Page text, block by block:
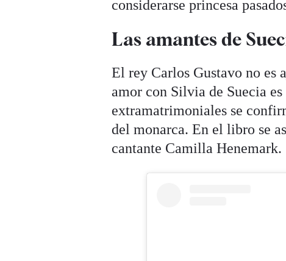
considerarse princesa
Las amantes de
El rey Carlos Gustavo no es
amor con Silvia de Suecia
extramatrimoniales se
del monarca. En el libro se
cantante Camilla Henemark.